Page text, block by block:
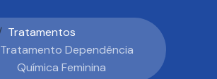
Tratamentos
Tratamento Dependência
Química Feminina